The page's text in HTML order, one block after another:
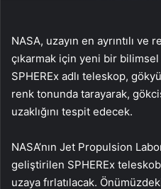
NASA, uzayın en ayrıntılı ve
çıkarmak için yeni bir bilimsel
SPHEREx adlı teleskop,
renk tonunda tarayarak,
uzaklığını tespit edecek.
NASA’nın Jet Propulsion
geliştirilen SPHEREx
uzaya fırlatılacak.